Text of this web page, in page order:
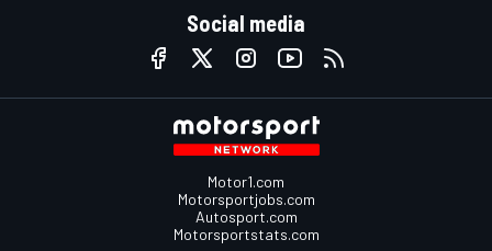
Social media
Motor1.com
Motorsportjobs.com
Autosport.com
Motorsportstats.com